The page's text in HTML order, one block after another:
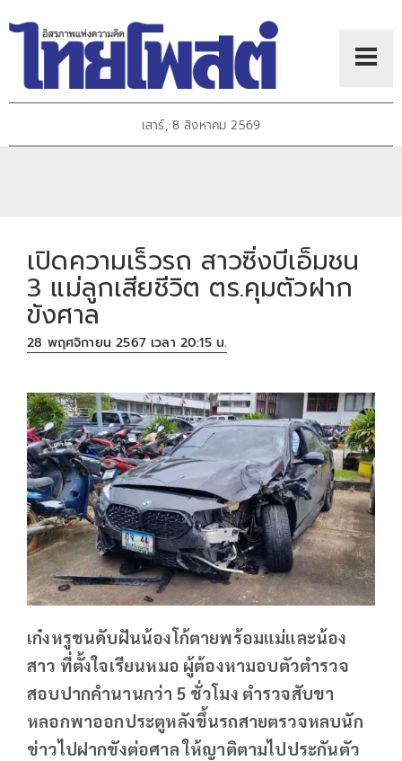
เสาร์, 8 สิงหาคม 2569
เปิดความเร็วรถ สาวซิ่งบีเอ็มชน
3 แม่ลูกเสียชีวิต ตร.คุมตัวฝาก
ขังศาล
28 พฤศจิกายน 2567 เวลา 20:15 น.
เก๋งหรูชนดับฝันน้องโก้ตายพร้อมแม่และน้อง
สาว ที่ตั้งใจเรียนหมอ ผู้ต้องหามอบตัวตำรวจ
สอบปากคำนานกว่า 5 ชั่วโมง ตำรวจสับขา
หลอกพาออกประตูหลังขึ้นรถสายตรวจหลบนัก
ข่าวไปฝากขังต่อศาล ให้ญาติตามไปประกันตัว